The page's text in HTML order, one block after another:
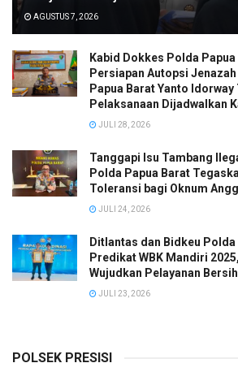
AGUSTUS 7, 2026
Kabid Dokkes Polda
Persiapan Autopsi Jenazah
Papua Barat Yanto
Pelaksanaan Dijadwalkan
JULI 28, 2026
Tanggapi Isu Tambang
Polda Papua Barat
Toleransi bagi Oknum
JULI 24, 2026
Ditlantas dan Bidkeu Polda
Predikat WBK Mandiri
Wujudkan Pelayanan
JULI 23, 2026
POLSEK PRESISI